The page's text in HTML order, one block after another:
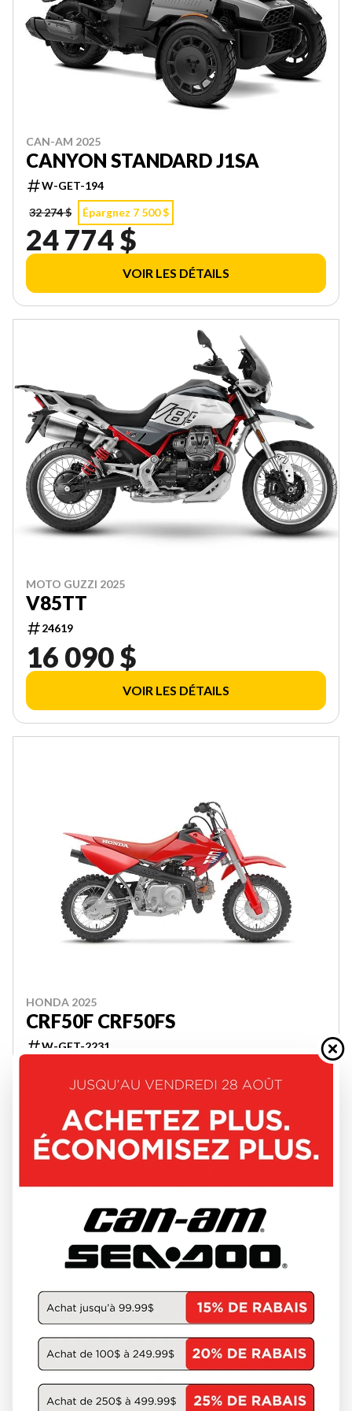
CAN-AM 2025
CANYON STANDARD J1SA
W-GET-194
32 274 $
Épargnez 7 500 $
24 774 $
VOIR LES DÉTAILS
MOTO GUZZI 2025
V85TT
24619
16 090 $
VOIR LES DÉTAILS
HONDA 2025
CRF50F CRF50FS
W-GET-2231
2 818 $
VOIR LES DÉTAILS